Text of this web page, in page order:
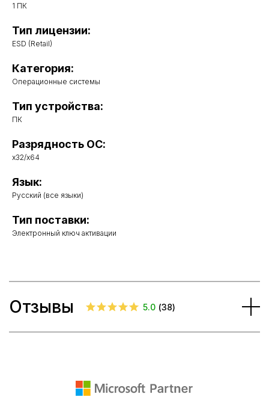
1 ПК
Тип лицензии:
ESD (Retail)
Категория:
Операционные системы
Тип устройства:
ПК
Разрядность ОС:
x32/x64
Язык:
Русский (все языки)
Тип поставки:
Электронный ключ активации
Отзывы 5.0 (38)